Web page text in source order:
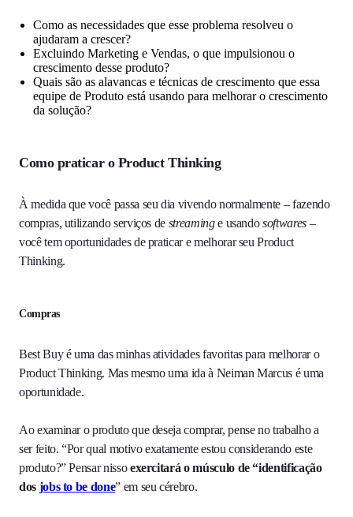
Como as necessidades que esse problema resolveu o
ajudaram a crescer?
Excluindo Marketing e Vendas, o que impulsionou o
crescimento desse produto?
Quais são as alavancas e técnicas de crescimento que essa
equipe de Produto está usando para melhorar o crescimento
da solução?
Como praticar o Product Thinking
À medida que você passa seu dia vivendo normalmente – fazendo
compras, utilizando serviços de streaminge usandosoftwares–
você tem oportunidades de praticar e melhorar seu Product
Thinking.
Compras
Best Buy é uma das minhas atividades favoritas para melhorar o
Product Thinking. Mas mesmo uma ida à Neiman Marcus é uma
oportunidade.
Ao examinar o produto que deseja comprar, pense no trabalho a
ser feito. “Por qual motivo exatamente estou considerando este
produto?” Pensar nissoexercitará o músculo de “identificação
dos jobs to be done” em seu cérebro.